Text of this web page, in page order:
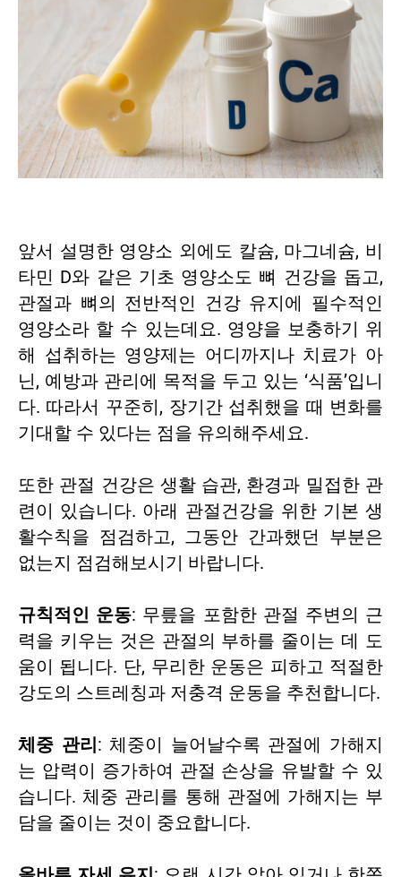
앞서 설명한 영양소 외에도 칼슘, 마그네슘, 비
타민 D와 같은 기초 영양소도 뼈 건강을 돕고,
관절과 뼈의 전반적인 건강 유지에 필수적인
영양소라 할 수 있는데요. 영양을 보충하기 위
해 섭취하는 영양제는 어디까지나 치료가 아
닌, 예방과 관리에 목적을 두고 있는 ‘식품’입니
다. 따라서 꾸준히, 장기간 섭취했을 때 변화를
기대할 수 있다는 점을 유의해주세요.
또한 관절 건강은 생활 습관, 환경과 밀접한 관
련이 있습니다. 아래 관절건강을 위한 기본 생
활수칙을 점검하고, 그동안 간과했던 부분은
없는지 점검해보시기 바랍니다.
규칙적인 운동: 무릎을 포함한 관절 주변의 근
력을 키우는 것은 관절의 부하를 줄이는 데 도
움이 됩니다. 단, 무리한 운동은 피하고 적절한
강도의 스트레칭과 저충격 운동을 추천합니다.
체중 관리 : 체중이 늘어날수록 관절에 가해지
는 압력이 증가하여 관절 손상을 유발할 수 있
습니다. 체중 관리를 통해 관절에 가해지는 부
담을 줄이는 것이 중요합니다.